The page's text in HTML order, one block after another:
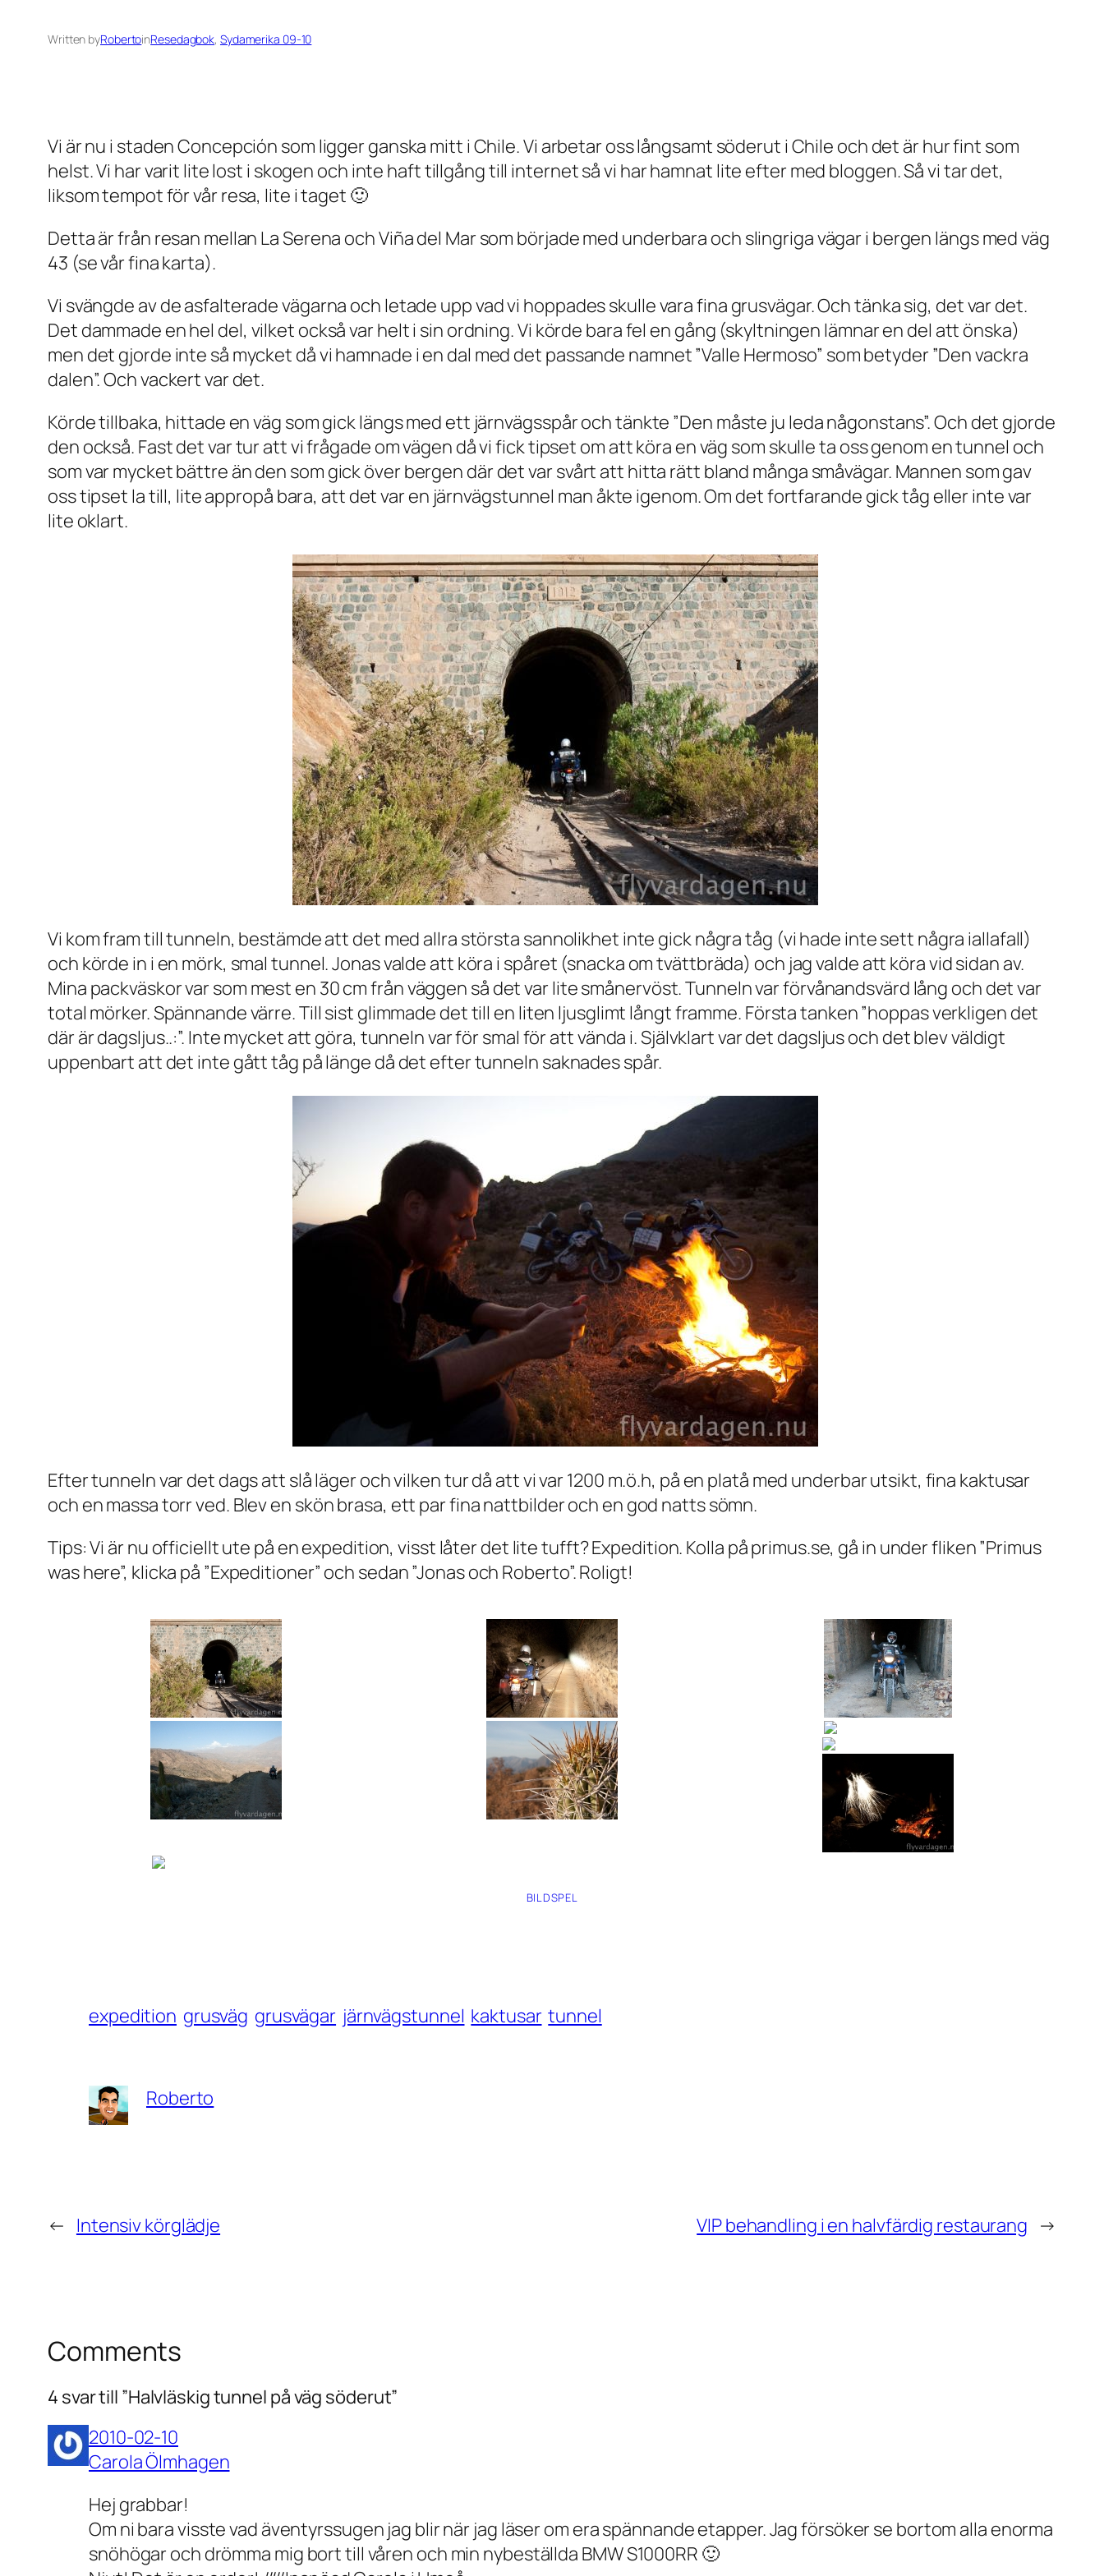
Written byRobertoinResedagbok, Sydamerika 09-10
Vi är nu i staden Concepción som ligger ganska mitt i Chile. Vi arbetar oss långsamt söderut i Chile och det är hur fint som
helst. Vi har varit lite lost i skogen och inte haft tillgång till internet så vi har hamnat lite efter med bloggen. Så vi tar det,
liksom tempot för vår resa, lite i taget 🙂
Detta är från resan mellan La Serena och Viña del Mar som började med underbara och slingriga vägar i bergen längs med väg
43 (se vår fina karta).
Vi svängde av de asfalterade vägarna och letade upp vad vi hoppades skulle vara fina grusvägar. Och tänka sig, det var det.
Det dammade en hel del, vilket också var helt i sin ordning. Vi körde bara fel en gång (skyltningen lämnar en del att önska)
men det gjorde inte så mycket då vi hamnade i en dal med det passande namnet ”Valle Hermoso” som betyder ”Den vackra
dalen”. Och vackert var det.
Körde tillbaka, hittade en väg som gick längs med ett järnvägsspår och tänkte ”Den måste ju leda någonstans”. Och det gjorde
den också. Fast det var tur att vi frågade om vägen då vi fick tipset om att köra en väg som skulle ta oss genom en tunnel och
som var mycket bättre än den som gick över bergen där det var svårt att hitta rätt bland många småvägar. Mannen som gav
oss tipset la till, lite appropå bara, att det var en järnvägstunnel man åkte igenom. Om det fortfarande gick tåg eller inte var
lite oklart.
Vi kom fram till tunneln, bestämde att det med allra största sannolikhet inte gick några tåg (vi hade inte sett några iallafall)
och körde in i en mörk, smal tunnel. Jonas valde att köra i spåret (snacka om tvättbräda) och jag valde att köra vid sidan av.
Mina packväskor var som mest en 30 cm från väggen så det var lite smånervöst. Tunneln var förvånandsvärd lång och det var
total mörker. Spännande värre. Till sist glimmade det till en liten ljusglimt långt framme. Första tanken ”hoppas verkligen det
där är dagsljus..:”. Inte mycket att göra, tunneln var för smal för att vända i. Självklart var det dagsljus och det blev väldigt
uppenbart att det inte gått tåg på länge då det efter tunneln saknades spår.
Efter tunneln var det dags att slå läger och vilken tur då att vi var 1200 m.ö.h, på en platå med underbar utsikt, fina kaktusar
och en massa torr ved. Blev en skön brasa, ett par fina nattbilder och en god natts sömn.
Tips: Vi är nu officiellt ute på en expedition, visst låter det lite tufft? Expedition. Kolla på primus.se, gå in under fliken ”Primus
was here”, klicka på ”Expeditioner” och sedan ”Jonas och Roberto”. Roligt!
BILDSPEL
expedition grusväg grusvägar järnvägstunnel kaktusar tunnel
Roberto
← Intensiv körglädje VIP behandling i en halvfärdig restaurang →
Comments
4 svar till ”Halvläskig tunnel på väg söderut”
2010-02-10
Carola Ölmhagen
Hej grabbar!
Om ni bara visste vad äventyrssugen jag blir när jag läser om era spännande etapper. Jag försöker se bortom alla enorma
snöhögar och drömma mig bort till våren och min nybeställda BMW S1000RR 🙂